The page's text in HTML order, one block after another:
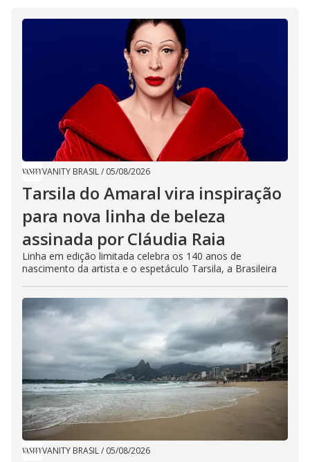
VANITY BRASIL/ 05/08/2026
Tarsila do Amaral vira inspiração
para nova linha de beleza
assinada por Cláudia Raia
Linha em edição limitada celebra os 140 anos de
nascimento da artista e o espetáculo Tarsila, a Brasileira
VANITY BRASIL/ 05/08/2026